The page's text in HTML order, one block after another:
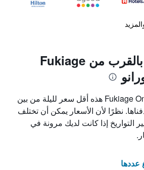
أرخص الفنادق بالقرب من Fukiage
تُقدم أماكن إقامة Fukiage Onsen هذه أقل سعر لليلة من بين
نظرًا لأن الأسعار يمكن أن تختلف
التواريخ إذا كانت لديك مرونة في
عددها